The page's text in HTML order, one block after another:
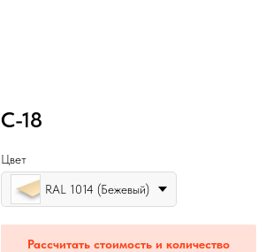
С-18
Цвет
RAL 1014 (Бежевый)
Рассчитать стоимость и количество